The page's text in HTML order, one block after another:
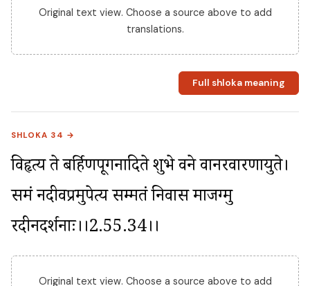
Original text view. Choose a source above to add
translations.
Full shloka meaning
SHLOKA 34 →
विहृत्य ते बर्हिणपूगनादिते शुभे वने वानरवारणायुते।
समं नदीवप्रमुपेत्य सम्मतं निवास माजग्मु
रदीनदर्शनाः।।2.55.34।।
Original text view. Choose a source above to add